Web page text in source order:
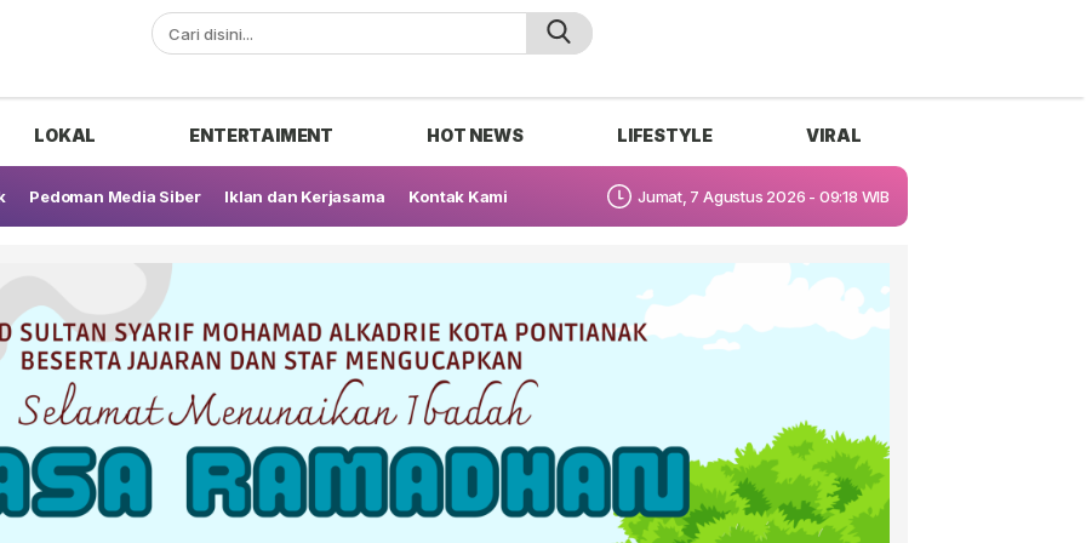
LOKAL ENTERTAIMENT HOT NEWS LIFESTYLE VIRAL
Pedoman Media Siber Iklan dan Kerjasama Kontak Kami Jumat, 7 Agustus 2026 - 09:18 WIB